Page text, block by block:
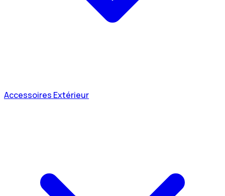
Accessoires Extérieur